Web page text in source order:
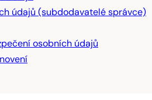
údajů (subdodavatelé správce)
osobních údajů